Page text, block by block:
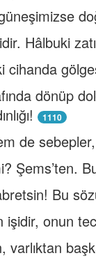
Hâlbuki
dönüp
1110
de
Bu
onun
varlıktan